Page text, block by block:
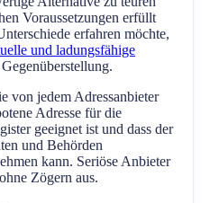
Voraussetzungen erfüllt
erfahren möchte,
und ladungsfähige
von jedem Adressanbieter
Adresse für die
geeignet ist und dass der
und Behörden
kann. Seriöse Anbieter
Zögern aus.